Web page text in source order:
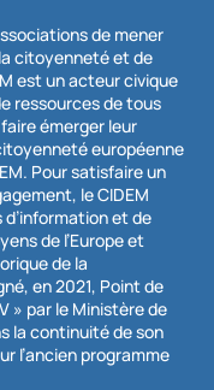
de mener
citoyenneté et de
est un acteur civique
ressources de tous
émerger leur
européenne
Pour satisfaire un
le CIDEM
d’information et de
de l’Europe et
de la
en 2021, Point de
» par le Ministère de
la continuité de son
l’ancien programme